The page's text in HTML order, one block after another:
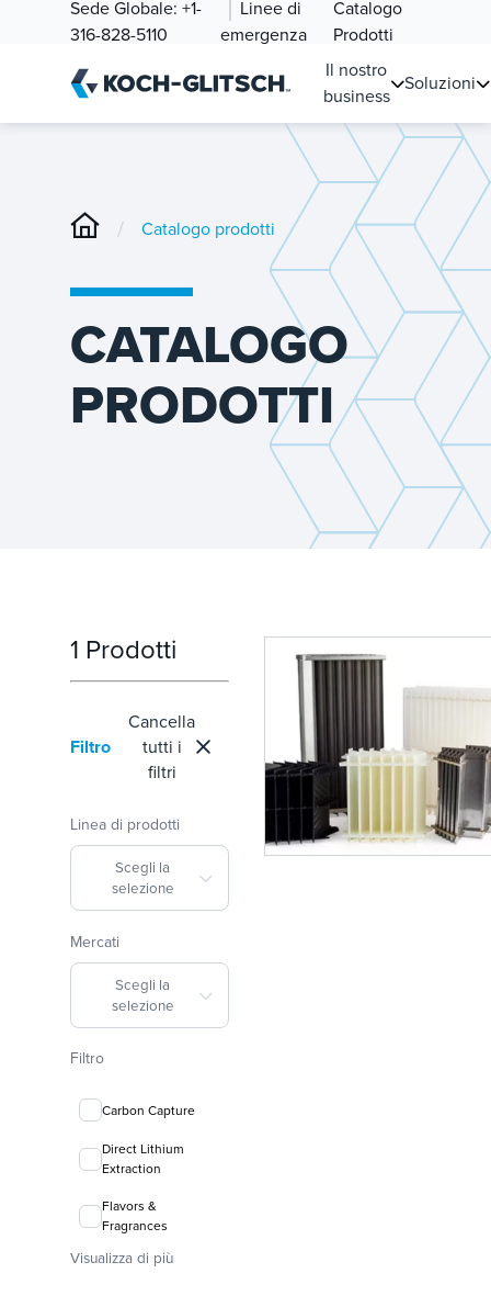
Sede Globale: +1-
316-828-5110
Linee di
emergenza
Catalogo
Prodotti
Il nostro
business
Soluzioni
/ Catalogo prodotti
CATALOGO
PRODOTTI
1 Prodotti
Filtro
Cancella
tutti i
filtri
Linea di prodotti
Scegli la
selezione
Mercati
Scegli la
selezione
Filtro
Carbon Capture
Direct Lithium
Extraction
Flavors &
Fragrances
Visualizza di più